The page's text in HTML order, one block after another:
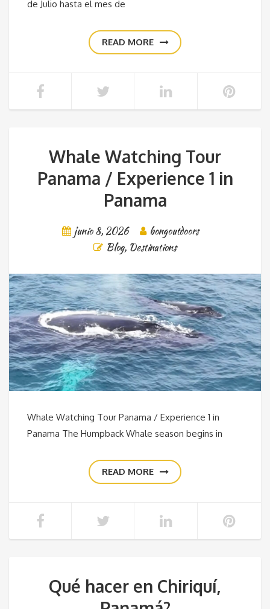
de Julio hasta el mes de
READ MORE
Whale Watching Tour
Panama / Experience 1 in
Panama
junio 8, 2026
bongoutdoors
Blog, Destinations
Whale Watching Tour Panama / Experience 1 in
Panama The Humpback Whale season begins in
READ MORE
Qué hacer en Chiriquí,